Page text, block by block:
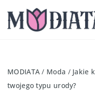
MODIATA / Moda / Jakie
twojego typu urody?